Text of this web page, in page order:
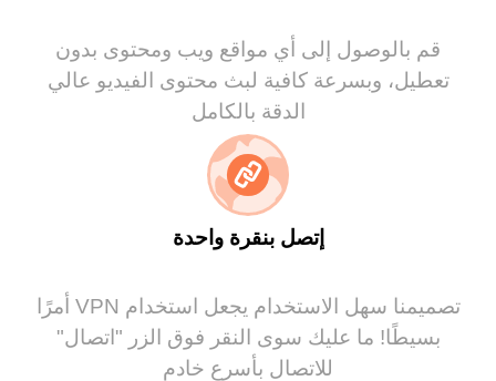
قم بالوصول إلى أي مواقع ويب ومحتوى بدون
تعطيل، وبسرعة كافية لبث محتوى الفيديو عالي
الدقة بالكامل
إتصل بنقرة واحدة
تصميمنا سهل الاستخدام يجعل استخدام VPN أمرًا
بسيطًا! ما عليك سوى النقر فوق الزر "اتصال"
للاتصال بأسرع خادم